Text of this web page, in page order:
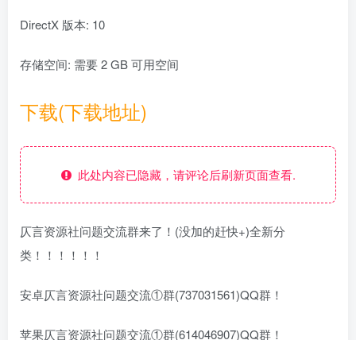
DirectX 版本: 10
存储空间: 需要 2 GB 可用空间
下载(下载地址)
此处内容已隐藏，请评论后刷新页面查看.
仄言资源社问题交流群来了！(没加的赶快+)全新分
类！！！！！！
安卓仄言资源社问题交流①群(737031561)QQ群！
苹果仄言资源社问题交流①群(614046907)QQ群！